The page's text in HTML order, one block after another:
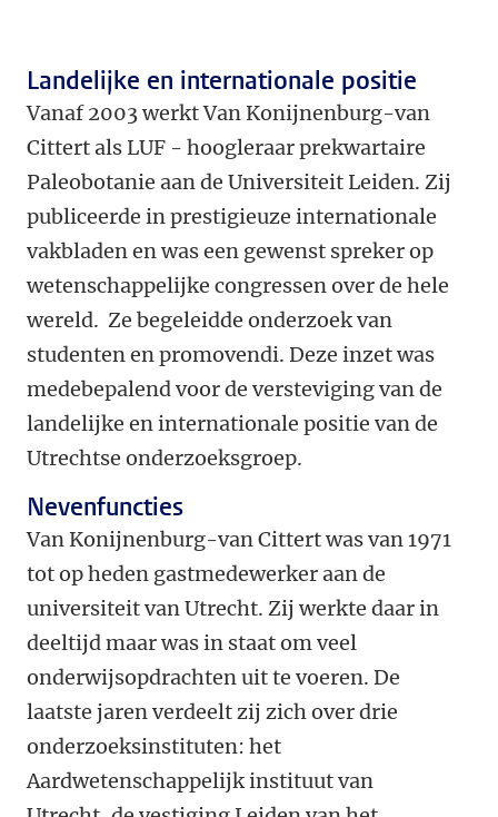
Landelijke en internationale positie
Vanaf 2003 werkt Van Konijnenburg-van
Cittert als LUF - hoogleraar prekwartaire
Paleobotanie aan de Universiteit Leiden. Zij
publiceerde in prestigieuze internationale
vakbladen en was een gewenst spreker op
wetenschappelijke congressen over de hele
wereld. Ze begeleidde onderzoek van
studenten en promovendi. Deze inzet was
medebepalend voor de versteviging van de
landelijke en internationale positie van de
Utrechtse onderzoeksgroep.
Nevenfuncties
Van Konijnenburg-van Cittert was van 1971
tot op heden gastmedewerker aan de
universiteit van Utrecht. Zij werkte daar in
deeltijd maar was in staat om veel
onderwijsopdrachten uit te voeren. De
laatste jaren verdeelt zij zich over drie
onderzoeksinstituten: het
Aardwetenschappelijk instituut van